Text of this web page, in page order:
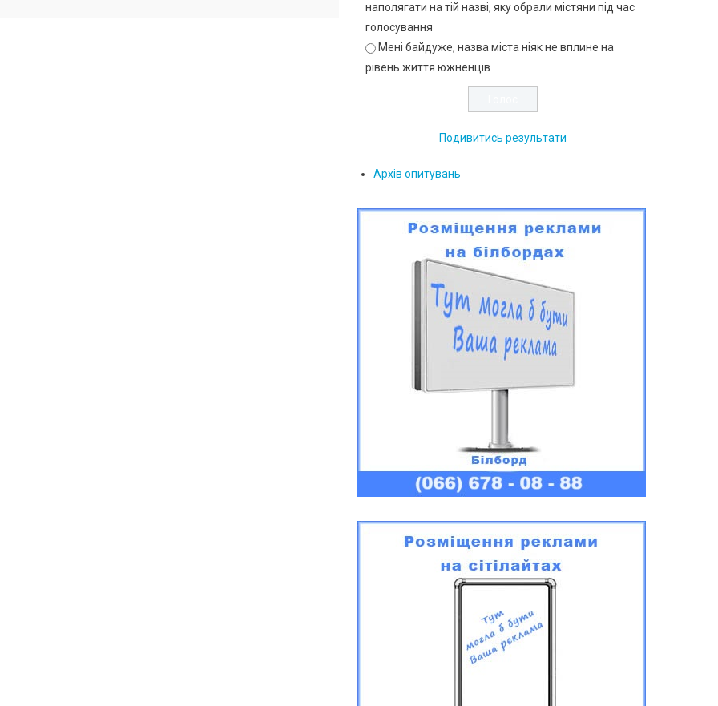
наполягати на тій назві, яку обрали містяни під час
голосування
Мені байдуже, назва міста ніяк не вплине на
рівень життя южненців
Подивитись результати
Архів опитувань